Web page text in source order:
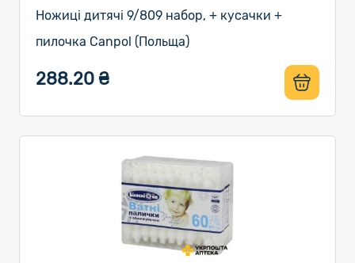
Ножиці дитячі 9/809 набор, + кусачки +
пилочка Canpol (Польща)
288.20 ₴